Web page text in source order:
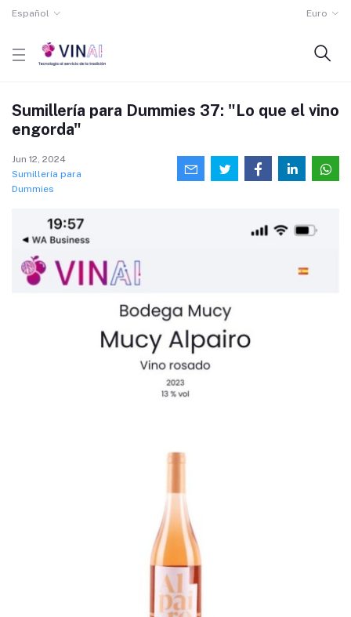
Español Euro
Sumillería para Dummies 37: "Lo que el vino
engorda"
Jun 12, 2024
Sumillería para
Dummies